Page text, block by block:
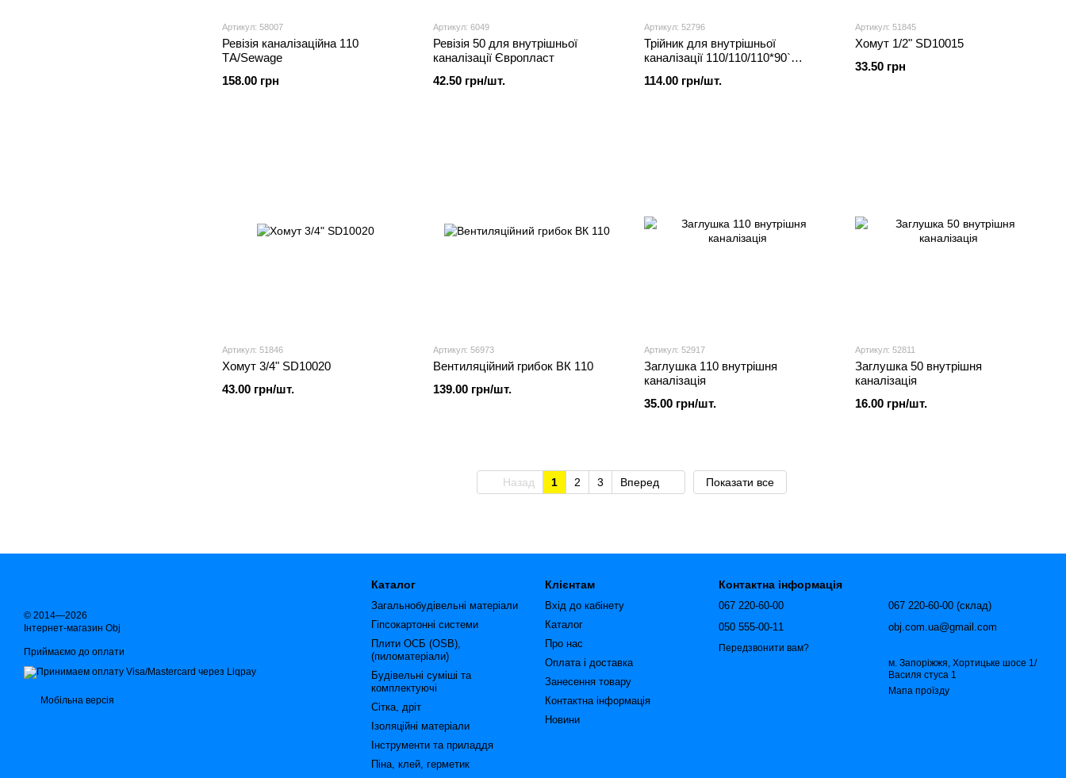
Артикул: 58007
Ревізія каналізаційна 110
ТА/Sewage
158.00 грн
Артикул: 6049
Ревізія 50 для внутрішньої
каналізації Європласт
42.50 грн/шт.
Артикул: 52796
Трійник для внутрішньої
каналізації 110/110/110*90`
114.00 грн/шт.
Артикул: 51845
Хомут 1/2" SD10015
33.50 грн
Артикул: 51846
Хомут 3/4" SD10020
43.00 грн/шт.
Артикул: 56973
Вентиляційний грибок ВК 110
139.00 грн/шт.
Артикул: 52917
Заглушка 110 внутрішня
каналізація
35.00 грн/шт.
Артикул: 52811
Заглушка 50 внутрішня
каналізація
16.00 грн/шт.
Назад 1 2 3 Вперед Показати все
© 2014—2026
Інтернет-магазин Obj
Приймаємо до оплати
Мобільна версія
Каталог
Загальнобудівельні матеріали
Гіпсокартонні системи
Плити ОСБ (OSB),
(пиломатеріали)
Будівельні суміші та
комплектуючі
Сітка, дріт
Ізоляційні матеріали
Інструменти та приладдя
Піна, клей, герметик
Клієнтам
Вхід до кабінету
Каталог
Про нас
Оплата і доставка
Занесення товару
Контактна інформація
Новини
Контактна інформація
067 220-60-00
050 555-00-11
Передзвонити вам?
067 220-60-00 (склад)
obj.com.ua@gmail.com
м. Запоріжжя, Хортицьке шосе 1/
Василя стуса 1
Мапа проїзду